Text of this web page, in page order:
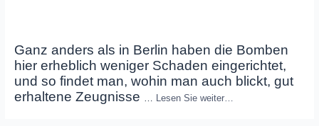
Ganz anders als in Berlin haben die Bomben
hier erheblich weniger Schaden eingerichtet,
und so findet man, wohin man auch blickt, gut
erhaltene Zeugnisse
Lesen Sie weiter…